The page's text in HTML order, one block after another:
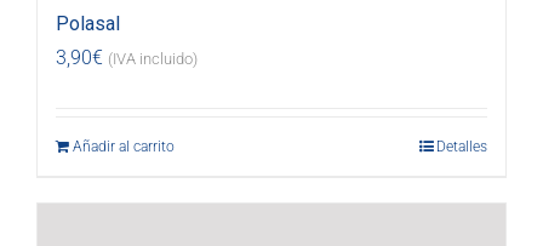
Polasal
3,90€ (IVA incluido)
Añadir al carrito Detalles